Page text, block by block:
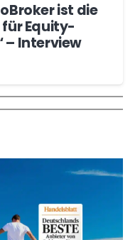
ist die
Equity-
– Interview